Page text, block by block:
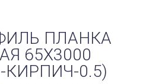
ПЛАНКА
65Х3000
КИРПИЧ-0.5)